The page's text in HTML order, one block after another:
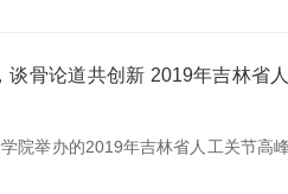
谈骨论道共创新 2019年吉林省
院举办的2019年吉林省人工关节高